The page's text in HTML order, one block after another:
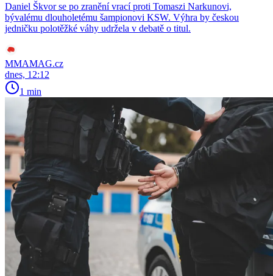
Daniel Škvor se po zranění vrací proti Tomaszi Narkunovi,
bývalému dlouholetému šampionovi KSW. Výhra by českou
jedničku polotěžké váhy udržela v debatě o titul.
MMAMAG.cz
dnes, 12:12
1 min